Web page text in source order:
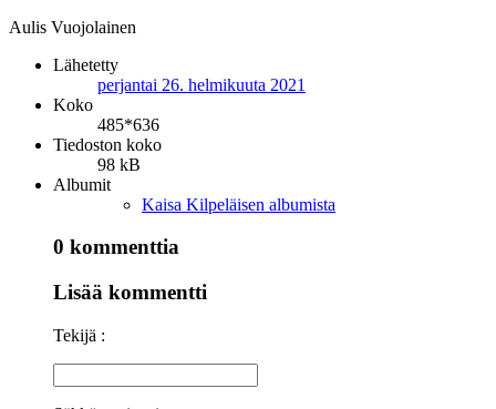
Aulis Vuojolainen
Lähetetty
perjantai 26. helmikuuta 2021
Koko
485*636
Tiedoston koko
98 kB
Albumit
Kaisa Kilpeläisen albumista
0 kommenttia
Lisää kommentti
Tekijä :